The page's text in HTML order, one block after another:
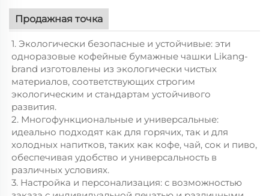
Продажная точка
1. Экологически безопасные и устойчивые: эти
одноразовые кофейные бумажные чашки Likang-
brand изготовлены из экологически чистых
материалов, соответствующих строгим
экологическим и стандартам устойчивого
развития.
2. Многофункциональные и универсальные:
идеально подходят как для горячих, так и для
холодных напитков, таких как кофе, чай, сок и пиво,
обеспечивая удобство и универсальность в
различных условиях.
3. Настройка и персонализация: с возможностью